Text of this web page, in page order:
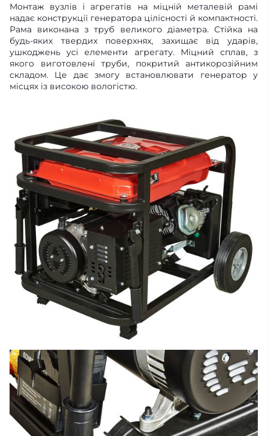
Монтаж вузлів і агрегатів на міцній металевій рамі
надає конструкції генератора цілісності й компактності.
Рама виконана з труб великого діаметра. Стійка на
будь-яких твердих поверхнях, захищає від ударів,
ушкоджень усі елементи агрегату. Міцний сплав, з
якого виготовлені труби, покритий антикорозійним
складом. Це дає змогу встановлювати генератор у
місцях із високою вологістю.